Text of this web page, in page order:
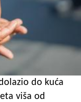
do kuća
viša od